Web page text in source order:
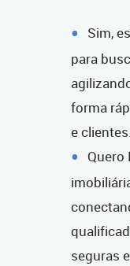
Sim,
para
forma
e clientes.
Quero
seguras